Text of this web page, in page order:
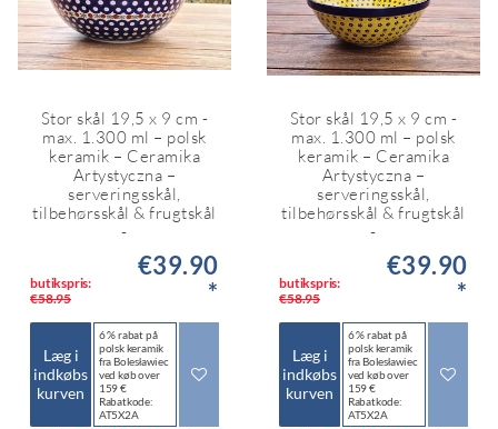
Stor skål 19,5 x 9 cm -
max. 1.300 ml – polsk
keramik – Ceramika
Artystyczna –
serveringsskål,
tilbehørsskål & frugtskål
-
butikspris:
€58.95
€39.90
*
Læg i
indkøbs
kurven
6 % rabat på
polsk keramik
fra Bolesławiec
ved køb over
159 €
Rabatkode:
AT5X2A
Stor skål 19,5 x 9 cm -
max. 1.300 ml – polsk
keramik – Ceramika
Artystyczna –
serveringsskål,
tilbehørsskål & frugtskål
-
butikspris:
€58.95
€39.90
*
Læg i
indkøbs
kurven
6 % rabat på
polsk keramik
fra Bolesławiec
ved køb over
159 €
Rabatkode:
AT5X2A